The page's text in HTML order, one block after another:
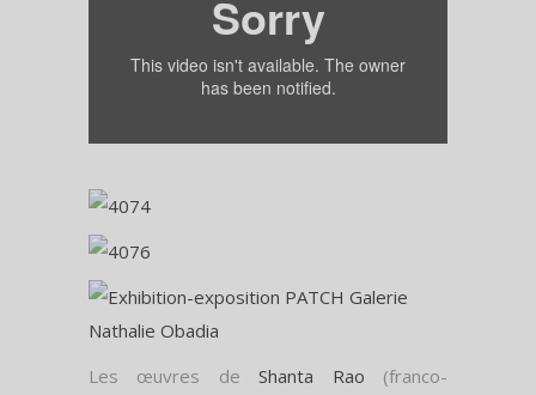
Les œuvres deShanta Rao (franco-